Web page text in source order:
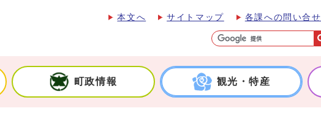
本文へ サイトマップ 各課への問い合せ
町政情報 観光・特産